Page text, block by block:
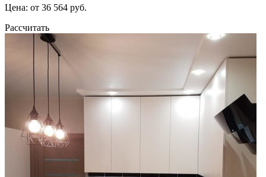
Цена: от 36 564 руб.
Рассчитать